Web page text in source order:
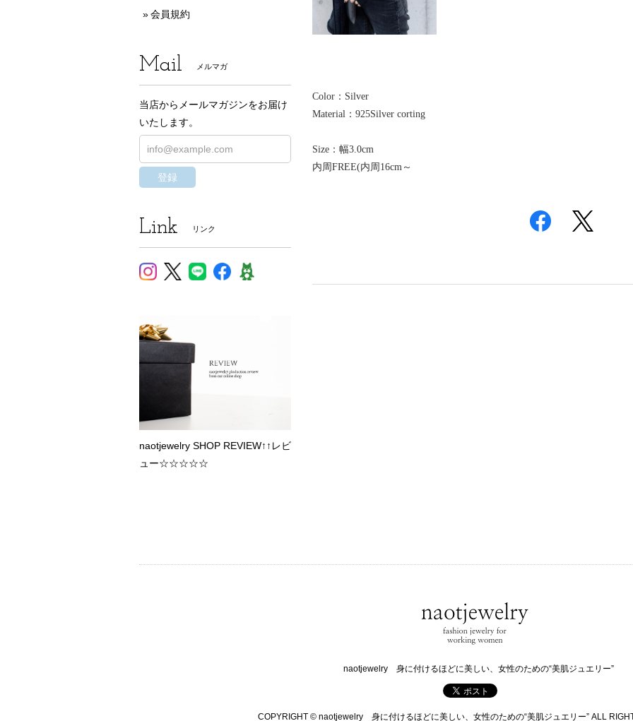
Color：Silver
Material：925Silver corting
Size：幅3.0cm
内周FREE(内周16cm～
会員規約
Mail メルマガ
当店からメールマガジンをお届け
いたします。
登録
Link リンク
naotjewelry SHOP REVIEW↑↑レビ
ュー☆☆☆☆☆
naotjewelry 身に付けるほどに美しい、女性のための“美肌ジュエリー”
COPYRIGHT © naotjewelry 身に付けるほどに美しい、女性のための“美肌ジュエリー” ALL